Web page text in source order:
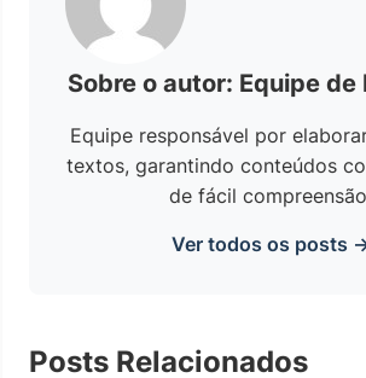
Sobre o autor: Equipe de
Equipe responsável por
textos, garantindo conteúdos
de fácil
Ver todos os posts
Posts Relacionados